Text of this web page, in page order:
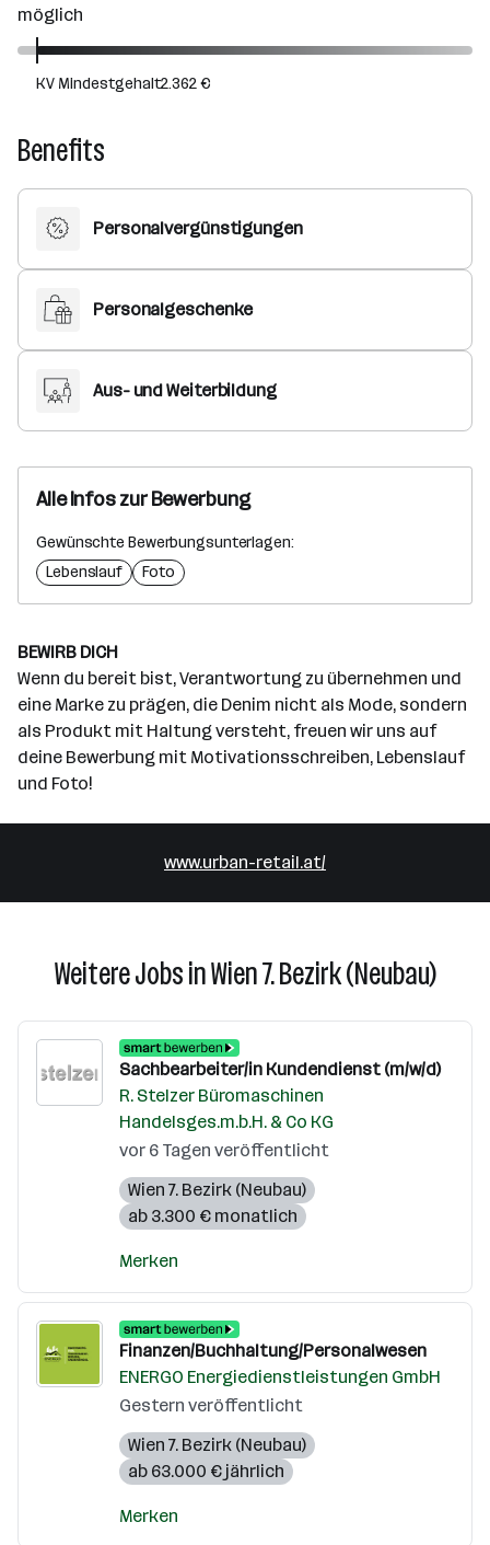
möglich
KV Mindestgehalt2.362 €
Benefits
Personalvergünstigungen
Personalgeschenke
Aus- und Weiterbildung
Alle Infos zur Bewerbung
Gewünschte Bewerbungsunterlagen:
Lebenslauf
Foto
BEWIRB DICH
Wenn du bereit bist, Verantwortung zu übernehmen und
eine Marke zu prägen, die Denim nicht als Mode, sondern
als Produkt mit Haltung versteht, freuen wir uns auf
deine Bewerbung mit Motivationsschreiben, Lebenslauf
und Foto!
www.urban-retail.at/
Weitere Jobs in Wien 7. Bezirk (Neubau)
Sachbearbeiter/in Kundendienst (m/w/d)
R. Stelzer Büromaschinen
Handelsges.m.b.H. & Co KG
vor 6 Tagen veröffentlicht
Wien 7. Bezirk (Neubau)
ab 3.300 € monatlich
Merken
Finanzen/Buchhaltung/Personalwesen
ENERGO Energiedienstleistungen GmbH
Gestern veröffentlicht
Wien 7. Bezirk (Neubau)
ab 63.000 € jährlich
Merken